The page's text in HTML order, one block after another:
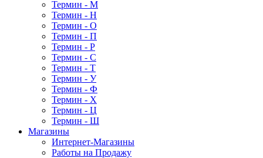
Термин - М
Термин - Н
Термин - О
Термин - П
Термин - Р
Термин - С
Термин - Т
Термин - У
Термин - Ф
Термин - Х
Термин - Ц
Термин - Ш
Магазины
Интернет-Магазины
Работы на Продажу